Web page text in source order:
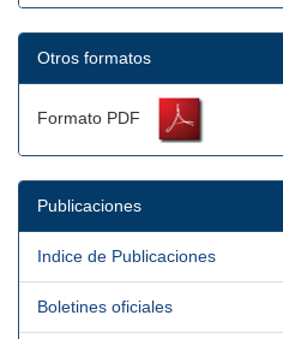
Otros formatos
Formato PDF
Publicaciones
Indice de Publicaciones
Boletines oficiales